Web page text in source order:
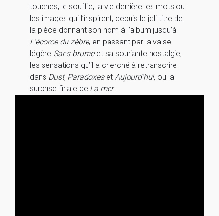
touches, le souffle, la vie derrière les mots ou
les images qui l’inspirent, depuis le joli titre de
la pièce donnant son nom à l’album jusqu’à
L’écorce du zèbre, en passant par la valse
légère Sans brumeet sa souriante nostalgie,
les sensations qu’il a cherché à retranscrire
dans Dust, ParadoxesetAujourd’hui, ou la
surprise finale de La mer…